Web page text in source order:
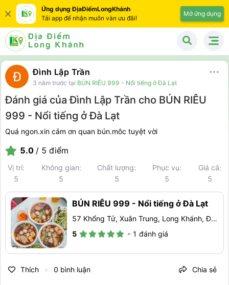
Ứng dụng ĐịaĐiểmLongKhánh
Tải app để nhận muôn vàn ưu đãi!
Mở ứng dụng
Đình Lập Trần
3 năm trước tại BÚN RIÊU 999 - Nổi tiếng ở Đà Lạt
Đánh giá của Đình Lập Trần cho BÚN RIÊU
999 - Nổi tiếng ở Đà Lạt
Quá ngon.xin cảm ơn quan bún.môc tuyệt vời
5.0 / 5 điểm
Vị trí:
5
Không gian:
5
Chất lượng:
5
Phục vụ:
5
Giá cả:
5
BÚN RIÊU 999 - Nổi tiếng ở Đà Lạt
57 Khổng Tử, Xuân Trung, Long Khánh, Đồng Nai
5
- 1 đánh giá
Thích 0 bình luận Chia sẻ